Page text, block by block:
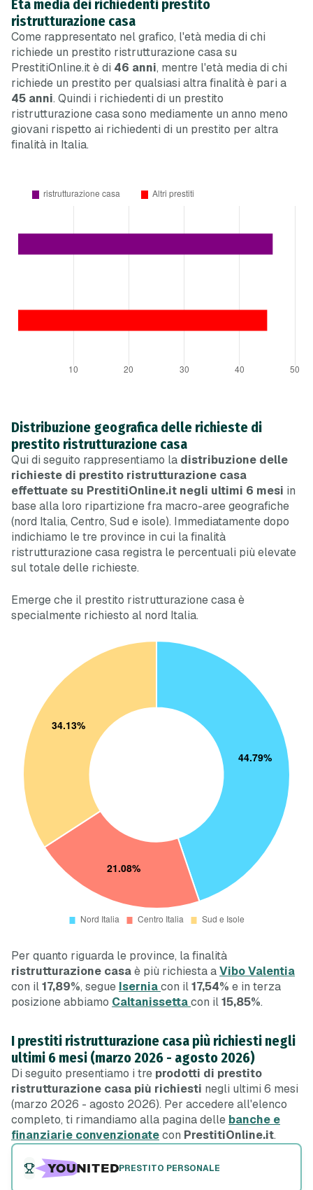
Età media dei richiedenti prestito
ristrutturazione casa
Come rappresentato nel grafico, l'età media di chi
richiede un prestito ristrutturazione casa su
PrestitiOnline.it è di 46 anni, mentre l'età media di chi
richiede un prestito per qualsiasi altra finalità è pari a
45 anni. Quindi i richiedenti di un prestito
ristrutturazione casa sono mediamente un anno meno
giovani rispetto ai richiedenti di un prestito per altra
finalità in Italia.
Distribuzione geografica delle richieste di
prestito ristrutturazione casa
Qui di seguito rappresentiamo la distribuzione delle
richieste di prestito ristrutturazione casa
effettuate su PrestitiOnline.it negli ultimi 6 mesi in
base alla loro ripartizione fra macro-aree geografiche
(nord Italia, Centro, Sud e isole). Immediatamente dopo
indichiamo le tre province in cui la finalità
ristrutturazione casa registra le percentuali più elevate
sul totale delle richieste.
Emerge che il prestito ristrutturazione casa è
specialmente richiesto al nord Italia.
Per quanto riguarda le province, la finalità
ristrutturazione casaè più richiesta aVibo Valentia
con il17,89%, segue Iserniacon il17,54% e in terza
posizione abbiamo Caltanissettacon il15,85%.
I prestiti ristrutturazione casa più richiesti negli
ultimi 6 mesi (marzo 2026 - agosto 2026)
Di seguito presentiamo i tre prodotti di prestito
ristrutturazione casa più richiesti negli ultimi 6 mesi
(marzo 2026 - agosto 2026). Per accedere all'elenco
completo, ti rimandiamo alla pagina delle banche e
finanziarie convenzionatecon PrestitiOnline.it.
PRESTITO PERSONALE